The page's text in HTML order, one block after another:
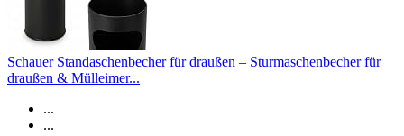
Schauer Standaschenbecher für draußen – Sturmaschenbecher für
draußen & Mülleimer...
...
...